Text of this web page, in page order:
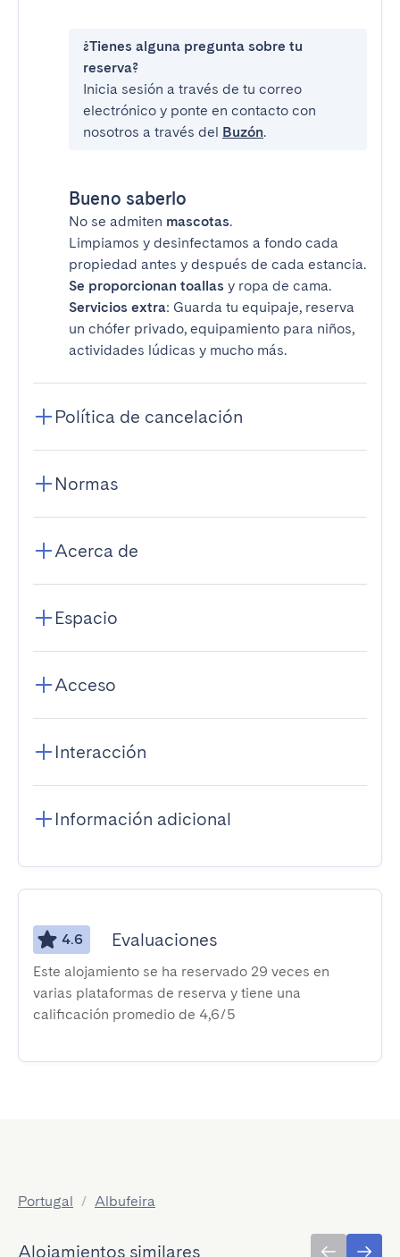
¿Tienes alguna pregunta sobre tu
reserva?
Inicia sesión a través de tu correo
electrónico y ponte en contacto con
nosotros a través del Buzón.
Bueno saberlo
No se admiten mascotas.
Limpiamos y desinfectamos a fondo cada
propiedad antes y después de cada estancia.
Se proporcionan toallas y ropa de cama.
Servicios extra: Guarda tu equipaje, reserva
un chófer privado, equipamiento para niños,
actividades lúdicas y mucho más.
Política de cancelación
Normas
Acerca de
Espacio
Acceso
Interacción
Información adicional
4.6 Evaluaciones
Este alojamiento se ha reservado 29 veces en
varias plataformas de reserva y tiene una
calificación promedio de 4,6/5
Portugal / Albufeira
Alojamientos similares